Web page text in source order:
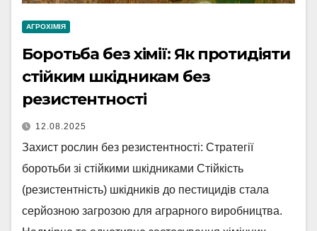
АГРОХІМІЯ
Боротьба без хімії: Як протидіяти
стійким шкідникам без
резистентності
12.08.2025
Захист рослин без резистентності: Стратегії
боротьби зі стійкими шкідниками Стійкість
(резистентність) шкідників до пестицидів стала
серйозною загрозою для аграрного виробництва.